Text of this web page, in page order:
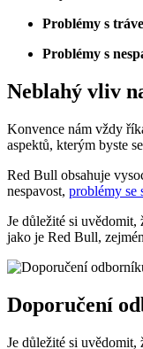
Problémy s
Problémy s
Neblahý vliv
Konvence nám vždy
aspektů, kterým byste
Red Bull obsahuje
nespavost, problémy se
Je důležité si
jako je Red Bull,
Doporučení
Je důležité si